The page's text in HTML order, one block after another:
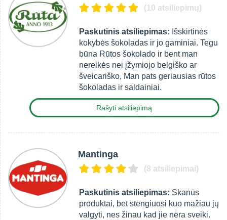
(10 atsiliepimų)
Paskutinis atsiliepimas: Išskirtinės
kokybės šokoladas ir jo gaminiai. Tegu
būna Rūtos šokolado ir bent man
nereikės nei įžymiojo belgiško ar
šveicariško, Man pats geriausias rūtos
šokoladas ir saldainiai.
Rašyti atsiliepimą
Mantinga
(8 atsiliepimai)
Paskutinis atsiliepimas: Skanūs
produktai, bet stengiuosi kuo mažiau jų
valgyti, nes žinau kad jie nėra sveiki.